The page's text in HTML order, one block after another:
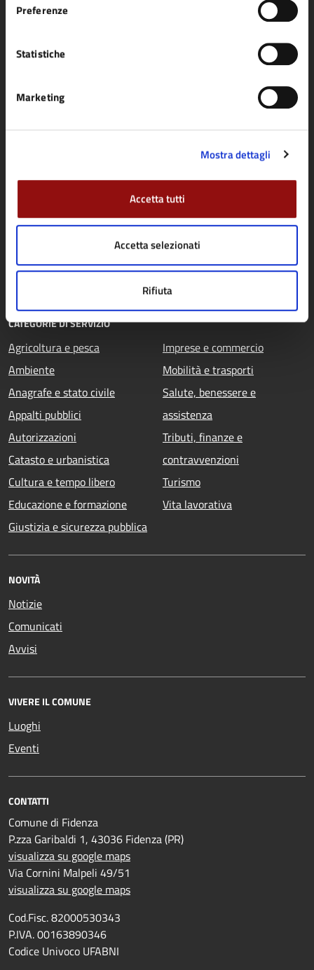
Preferenze
Statistiche
Marketing
Mostra dettagli
Accetta tutti
Accetta selezionati
Rifiuta
Comune di Fidenza
Organi di governo
Uffici
Politici
Personale amministrativo
Documenti e dati
CATEGORIE DI SERVIZIO
Agricoltura e pesca
Ambiente
Anagrafe e stato civile
Appalti pubblici
Autorizzazioni
Catasto e urbanistica
Cultura e tempo libero
Educazione e formazione
Giustizia e sicurezza pubblica
Imprese e commercio
Mobilità e trasporti
Salute, benessere e
assistenza
Tributi, finanze e
contravvenzioni
Turismo
Vita lavorativa
NOVITÀ
Notizie
Comunicati
Avvisi
VIVERE IL COMUNE
Luoghi
Eventi
CONTATTI
Comune di Fidenza
P.zza Garibaldi 1, 43036 Fidenza (PR)
visualizza su google maps
Via Cornini Malpeli 49/51
visualizza su google maps
Cod.Fisc. 82000530343
P.IVA. 00163890346
Codice Univoco UFABNI